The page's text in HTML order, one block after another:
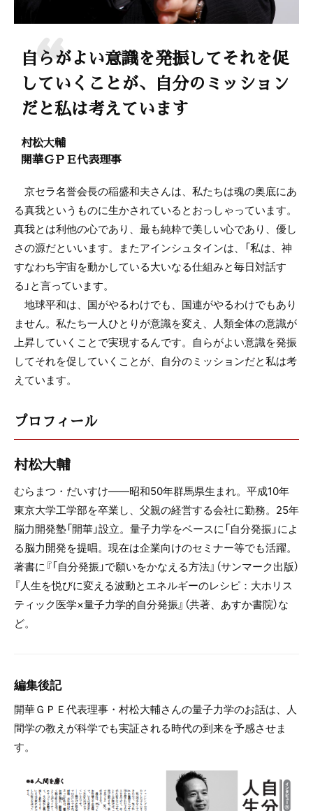
自らがよい意識を発振してそれを促
していくことが、自分のミッション
だと私は考えています
村松大輔
開華ＧＰＥ代表理事
京セラ名誉会長の稲盛和夫さんは、私たちは魂の奥底にあ
る真我というものに生かされているとおっしゃっています。
真我とは利他の心であり、最も純粋で美しい心であり、優し
さの源だといいます。またアインシュタインは、「私は、神
すなわち宇宙を動かしている大いなる仕組みと毎日対話す
る」と言っています。
地球平和は、国がやるわけでも、国連がやるわけでもあり
ません。私たち一人ひとりが意識を変え、人類全体の意識が
上昇していくことで実現するんです。自らがよい意識を発振
してそれを促していくことが、自分のミッションだと私は考
えています。
プロフィール
村松大輔
むらまつ・だいすけ――昭和50年群馬県生まれ。平成10年
東京大学工学部を卒業し、父親の経営する会社に勤務。25年
脳力開発塾「開華」設立。量子力学をベースに「自分発振」によ
る脳力開発を提唱。現在は企業向けのセミナー等でも活躍。
著書に『「自分発振」で願いをかなえる方法』（サンマーク出版）
『人生を悦びに変える波動とエネルギーのレシピ：大ホリス
ティック医学×量子力学的自分発振』（共著、あすか書院）な
ど。
編集後記
開華ＧＰＥ代表理事・村松大輔さんの量子力学のお話は、人
間学の教えが科学でも実証される時代の到来を予感させま
す。